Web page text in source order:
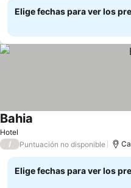
Elige fechas para ver los
Hotel
Bahia
/ Puntuación no disponible
Elige fechas para ver los